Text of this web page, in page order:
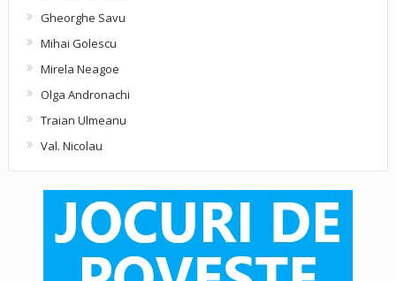
Gheorghe Savu
Mihai Golescu
Mirela Neagoe
Olga Andronachi
Traian Ulmeanu
Val. Nicolau